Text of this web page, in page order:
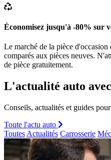
Économisez jusqu'à -80% sur
Le marché de la pièce
comparés aux pièces neuves.
de pièce gratuitement.
L'actualité auto
Conseils, actualités et guides
Toute l'actu auto
Toutes Actualités Carrosserie